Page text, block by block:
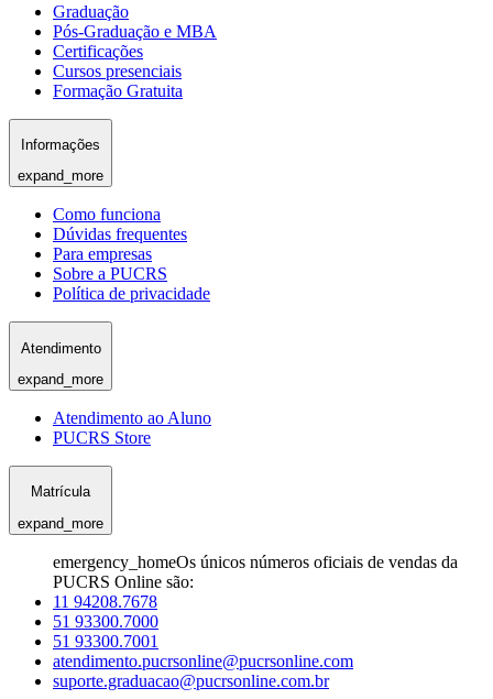
Graduação
Pós-Graduação e MBA
Certificações
Cursos presenciais
Formação Gratuita
Informações
expand_more
Como funciona
Dúvidas frequentes
Para empresas
Sobre a PUCRS
Política de privacidade
Atendimento
expand_more
Atendimento ao Aluno
PUCRS Store
Matrícula
expand_more
emergency_homeOs únicos números oficiais de vendas da
PUCRS Online são:
11 94208.7678
51 93300.7000
51 93300.7001
atendimento.pucrsonline@pucrsonline.com
suporte.graduacao@pucrsonline.com.br